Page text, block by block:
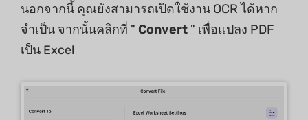
นอกจากนี้ คุณยังสามารถเปิดใช้งาน OCR ได้หาก
จำเป็น จากนั้นคลิกที่ " Convert " เพื่อแปลง PDF
เป็น Excel